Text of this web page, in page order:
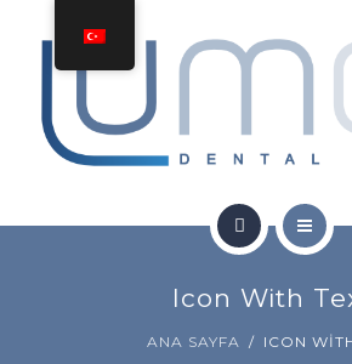
TEDAVILER
FIYAT TEKLIFI AL
Icon With
ANA SAYFA ICON